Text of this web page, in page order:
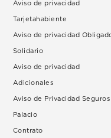
Aviso de privacidad
Tarjetahabiente
Aviso de privacidad
Solidario
Aviso de privacidad
Adicionales
Aviso de Privacidad Seguros
Palacio
Contrato